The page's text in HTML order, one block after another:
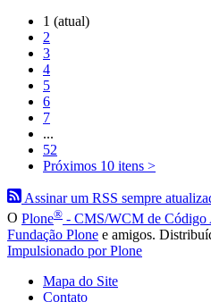
1 (atual)
2
3
4
5
6
7
...
52
Próximos 10 itens >
Assinar um RSS sempre
O Plone® - CMS/WCM de Código
Fundação Plone e amigos.
Impulsionado por Plone
Mapa do Site
Contato